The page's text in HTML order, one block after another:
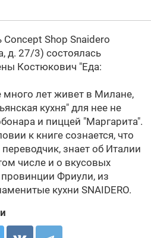
Shop Snaidero
д. 27/3) состоялась
Костюкович "Еда:
лет живет в Милане,
кухня" для нее не
и пиццей "Маргарита".
к книге сознается, что
знает об Италии
числе и о вкусовых
Фриули, из
кухни SNAIDERO.